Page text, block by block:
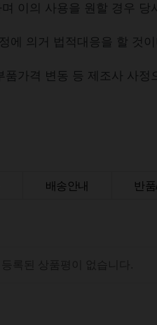
이의 사용을 원할 경우 당
에 의거 법적대응을 할 것
가격 변동 등 제조사 사정
배송안내 반